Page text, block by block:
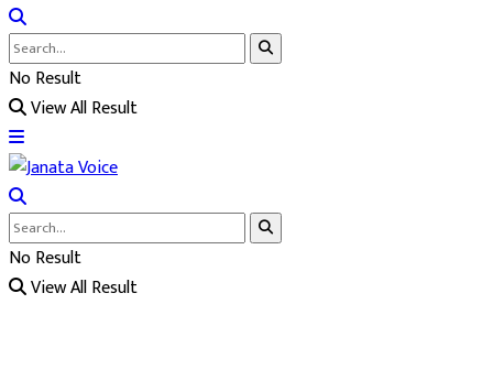
No Result
View All Result
No Result
View All Result